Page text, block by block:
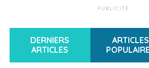
l’utilisation des droits de douane
NE RATEZ PAS
Subventions Flam: les
PUBLICITÉ
DERNIERS
ARTICLES
ARTICLES